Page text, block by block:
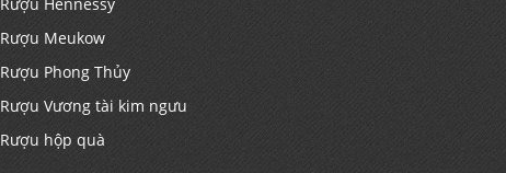
Rượu Meukow
Rượu Phong Thủy
Rượu Vương tài kim ngưu
Rượu hộp quà